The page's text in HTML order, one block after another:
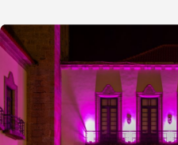
Tipo de conteúdo
Filtros